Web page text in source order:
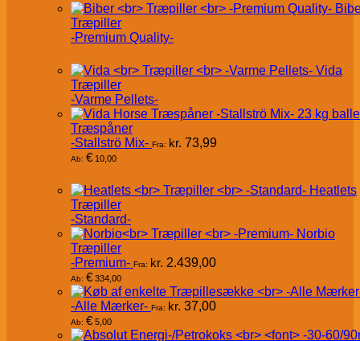
Træpiller
-Premium Quality-
Vida
Træpiller
-Varme Pellets-
Træspåner
-Stallströ Mix- Fra: kr. 73,99
Ab: € 10,00
Heatlets
Træpiller
-Standard-
Norbio
Træpiller
-Premium- Fra: kr. 2.439,00
Ab: € 334,00
-Alle Mærker- Fra: kr. 37,00
Ab: € 5,00